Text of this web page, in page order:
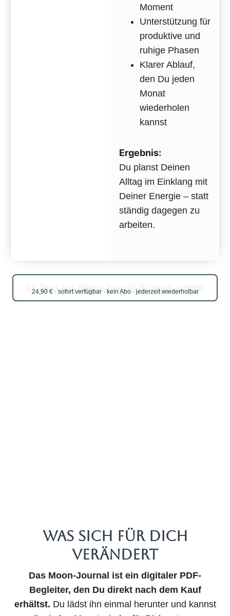
Moment
Unterstützung für
produktive und
ruhige Phasen
Klarer Ablauf,
den Du jeden
Monat
wiederholen
kannst
Ergebnis:
Du planst Deinen
Alltag im Einklang mit
Deiner Energie – statt
ständig dagegen zu
arbeiten.
👉 Jetzt das Moon-Journal für mich nutzen
24,90 € · sofort verfügbar · kein Abo · jederzeit wiederholbar
WAS SICH FÜR DICH
VERÄNDERT
Das Moon-Journal ist ein digitaler PDF-
Begleiter, den Du direkt nach dem Kauf
erhältst. Du lädst ihn einmal herunter und kannst